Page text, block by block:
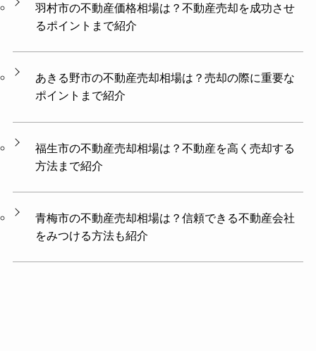
羽村市の不動産価格相場は？不動産売却を成功させ
るポイントまで紹介
あきる野市の不動産売却相場は？売却の際に重要な
ポイントまで紹介
福生市の不動産売却相場は？不動産を高く売却する
方法まで紹介
青梅市の不動産売却相場は？信頼できる不動産会社
をみつける方法も紹介